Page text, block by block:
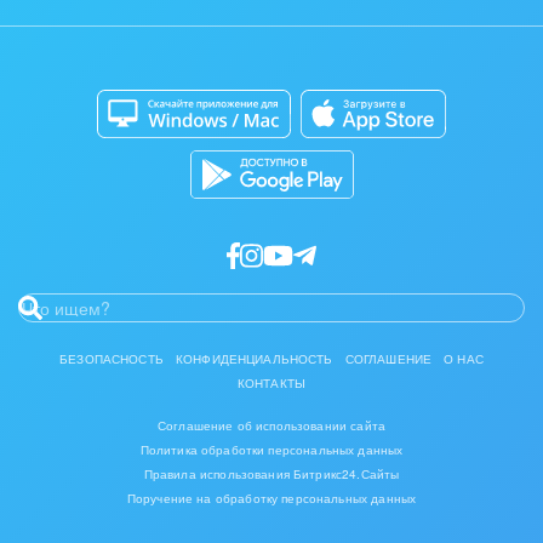
IT, Интернет
Консалтинговые и управленческие услуги
Культурные события, спорт, шоу-бизнес
Мебель, лес, деревообработка
Медицина и фармацевтика
Металлургия
Оборудование, техника
Каталог приложений
Разработчикам приложений
БЕЗОПАСНОСТЬ КОНФИДЕНЦИАЛЬНОСТЬ СОГЛАШЕНИЕ
О НАС
КОНТАКТЫ
Соглашение об использовании сайта
Политика обработки персональных данных
Правила использования Битрикс24.Сайты
Поручение на обработку персональных данных